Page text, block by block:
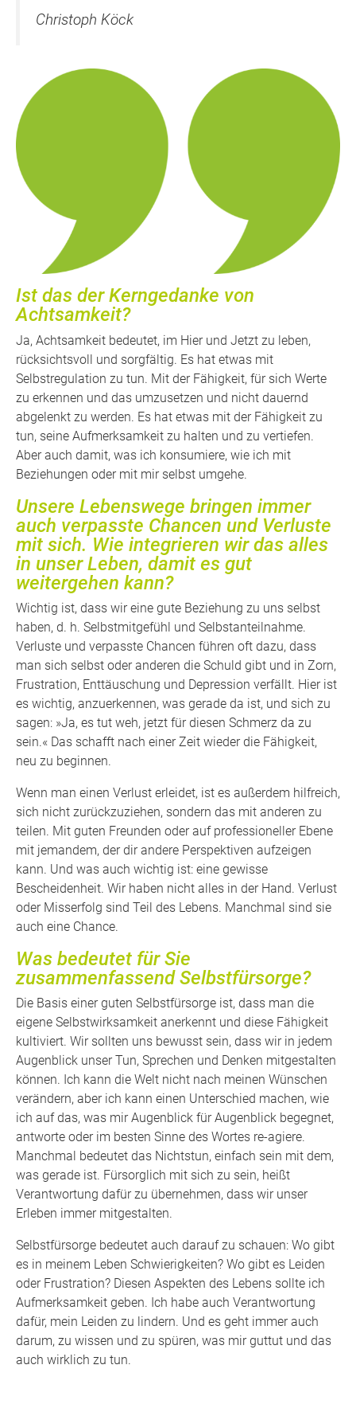
Christoph Köck
Ist das der Kerngedanke von
Achtsamkeit?
Ja, Achtsamkeit bedeutet, im Hier und Jetzt zu leben,
rücksichtsvoll und sorgfältig. Es hat etwas mit
Selbstregulation zu tun. Mit der Fähigkeit, für sich Werte
zu erkennen und das umzusetzen und nicht dauernd
abgelenkt zu werden. Es hat etwas mit der Fähigkeit zu
tun, seine Aufmerksamkeit zu halten und zu vertiefen.
Aber auch damit, was ich konsumiere, wie ich mit
Beziehungen oder mit mir selbst umgehe.
Unsere Lebenswege bringen immer
auch verpasste Chancen und Verluste
mit sich. Wie integrieren wir das alles
in unser Leben, damit es gut
weitergehen kann?
Wichtig ist, dass wir eine gute Beziehung zu uns selbst
haben, d. h. Selbstmitgefühl und Selbstanteilnahme.
Verluste und verpasste Chancen führen oft dazu, dass
man sich selbst oder anderen die Schuld gibt und in Zorn,
Frustration, Enttäuschung und Depression verfällt. Hier ist
es wichtig, anzuerkennen, was gerade da ist, und sich zu
sagen: »Ja, es tut weh, jetzt für diesen Schmerz da zu
sein.« Das schafft nach einer Zeit wieder die Fähigkeit,
neu zu beginnen.
Wenn man einen Verlust erleidet, ist es außerdem hilfreich,
sich nicht zurückzuziehen, sondern das mit anderen zu
teilen. Mit guten Freunden oder auf professioneller Ebene
mit jemandem, der dir andere Perspektiven aufzeigen
kann. Und was auch wichtig ist: eine gewisse
Bescheidenheit. Wir haben nicht alles in der Hand. Verlust
oder Misserfolg sind Teil des Lebens. Manchmal sind sie
auch eine Chance.
Was bedeutet für Sie
zusammenfassend Selbstfürsorge?
Die Basis einer guten Selbstfürsorge ist, dass man die
eigene Selbstwirksamkeit anerkennt und diese Fähigkeit
kultiviert. Wir sollten uns bewusst sein, dass wir in jedem
Augenblick unser Tun, Sprechen und Denken mitgestalten
können. Ich kann die Welt nicht nach meinen Wünschen
verändern, aber ich kann einen Unterschied machen, wie
ich auf das, was mir Augenblick für Augenblick begegnet,
antworte oder im besten Sinne des Wortes re-agiere.
Manchmal bedeutet das Nichtstun, einfach sein mit dem,
was gerade ist. Fürsorglich mit sich zu sein, heißt
Verantwortung dafür zu übernehmen, dass wir unser
Erleben immer mitgestalten.
Selbstfürsorge bedeutet auch darauf zu schauen: Wo gibt
es in meinem Leben Schwierigkeiten? Wo gibt es Leiden
oder Frustration? Diesen Aspekten des Lebens sollte ich
Aufmerksamkeit geben. Ich habe auch Verantwortung
dafür, mein Leiden zu lindern. Und es geht immer auch
darum, zu wissen und zu spüren, was mir guttut und das
auch wirklich zu tun.